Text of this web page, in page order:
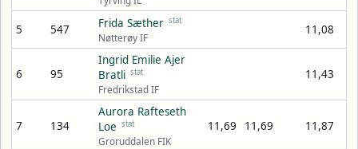
5 547 Frida Sæther stat
Nøtterøy IF
11,08
6 95
Ingrid Emilie Ajer
Bratli stat
Fredrikstad IF
11,43
7 134
Aurora Rafteseth
Loe stat
Groruddalen FIK
11,69 11,69 11,87